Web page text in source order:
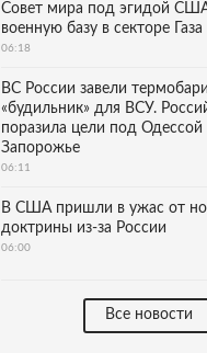
Совет мира под эгидой
военную базу в секторе Газа
06:18
ВС России завели
«будильник» для ВСУ.
поразила цели под Одессой
Запорожье
06:11
В США пришли в ужас от
доктрины из-за России
06:00
Все новости